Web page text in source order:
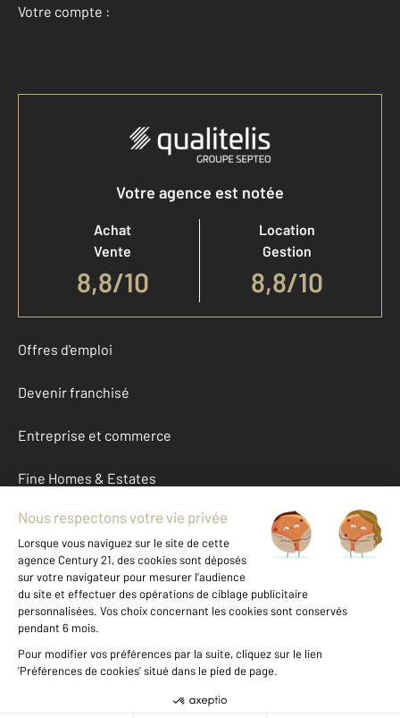
Votre compte :
Accéder à mon compte
Votre agence est notée
Achat
Vente
8,8/10
Location
Gestion
8,8/10
Offres d'emploi
Devenir franchisé
Entreprise et commerce
Fine Homes & Estates
À propos
International
Nous contacter
Données personnelles